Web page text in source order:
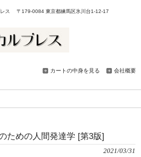
レス 〒179-0084 東京都練馬区氷川台1-12-17
カートの中身を見る 会社概要
ための人間発達学 [第3版]
2021/03/31